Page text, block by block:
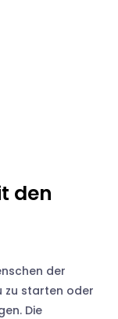
den
der
zu starten oder
Die